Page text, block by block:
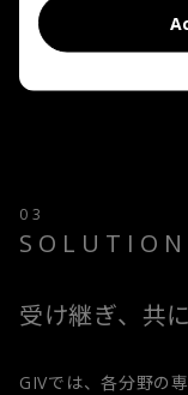
は、文化継承 に関
ンスピレーション
03
SOLUTION
受け継ぎ、共
GIVでは、各分野の